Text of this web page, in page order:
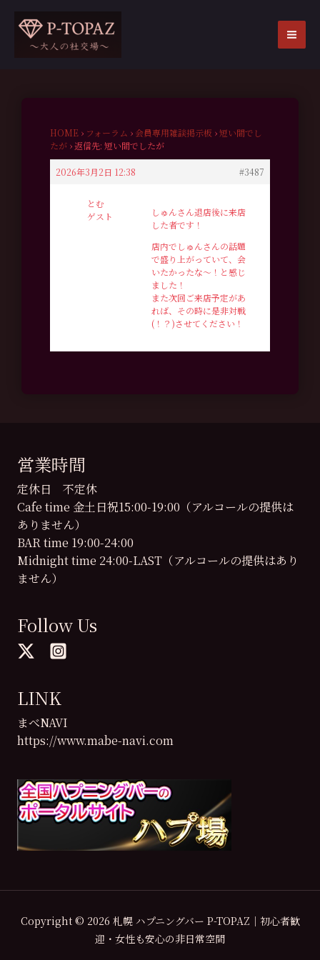
HOME › フォーラム › 会員専用雑談掲示板 ›短い間でし
たが ›返信先: 短い間でしたが
2026年3月2日 12:38 #3487
とむ
ゲスト
しゅんさん退店後に来店
した者です！
店内でしゅんさんの話題
で盛り上がっていて、会
いたかったな〜！と感じ
ました！
また次回ご来店予定があ
れば、その時に是非対戦
(！？)させてください！
営業時間
定休日 不定休
Cafe time 金土日祝15:00-19:00（アルコールの提供は
ありません）
BAR time 19:00-24:00
Midnight time 24:00-LAST（アルコールの提供はあり
ません）
Follow Us
LINK
まべNAVI
https://www.mabe-navi.com
Copyright © 2026 札幌 ハプニングバー P-TOPAZ｜初心者歓
迎・女性も安心の非日常空間